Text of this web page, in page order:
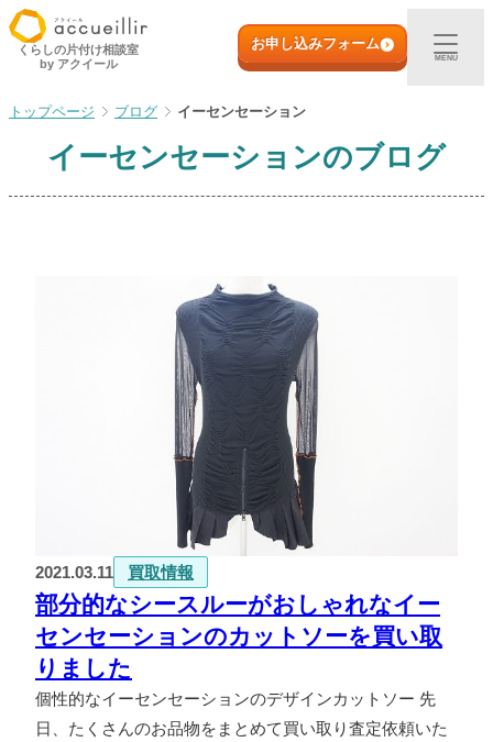
内
容
キ
初めての方へ
出張買取
宅配買取
ご利用実例
取扱アイテム
店舗一覧
よくある質問
お問い合わせ
0120-29-5302
受付時間9:00〜18:00（年中無休※年末年始は除く）
くらしの片付け相談室
by アクイール
お申し込みフォーム
MENU
ブログ イーセンセーション
イーセンセーションのブログ
2021.03.11 買取情報
部分的なシースルーがおしゃれなイー
センセーションのカットソーを買い取
りました
個性的なイーセンセーションのデザインカットソー 先
日、たくさんのお品物をまとめて買い取り査定依頼いた